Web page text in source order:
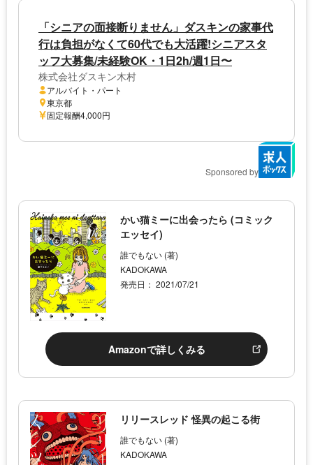
「シニアの面接断りません」ダスキンの家事代
行は負担がなくて60代でも大活躍!シニアスタ
ッフ大募集/未経験OK・1日2h/週1日〜
株式会社ダスキン木村
アルバイト・パート
東京都
固定報酬4,000円
Sponsored by
かい猫ミーに出会ったら (コミック
エッセイ)
誰でもない (著)
KADOKAWA
発売日： 2021/07/21
Amazonで詳しくみる
リリースレッド 怪異の起こる街
誰でもない (著)
KADOKAWA